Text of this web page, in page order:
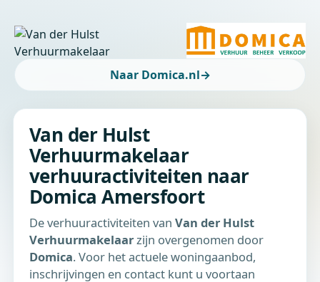
Naar Domica.nl→
Van der Hulst
Verhuurmakelaar
verhuuractiviteiten naar
Domica Amersfoort
De verhuuractiviteiten van Van der Hulst
Verhuurmakelaarzijn overgenomen door
Domica. Voor het actuele woningaanbod,
inschrijvingen en contact kunt u voortaan